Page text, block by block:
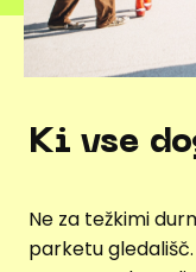
Ki vse
Ne za težkimi
parketu